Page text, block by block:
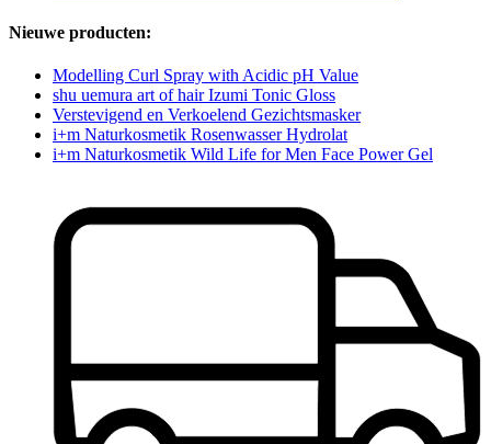
Nieuwe producten:
Modelling Curl Spray with Acidic pH Value
shu uemura art of hair Izumi Tonic Gloss
Verstevigend en Verkoelend Gezichtsmasker
i+m Naturkosmetik Rosenwasser Hydrolat
i+m Naturkosmetik Wild Life for Men Face Power Gel